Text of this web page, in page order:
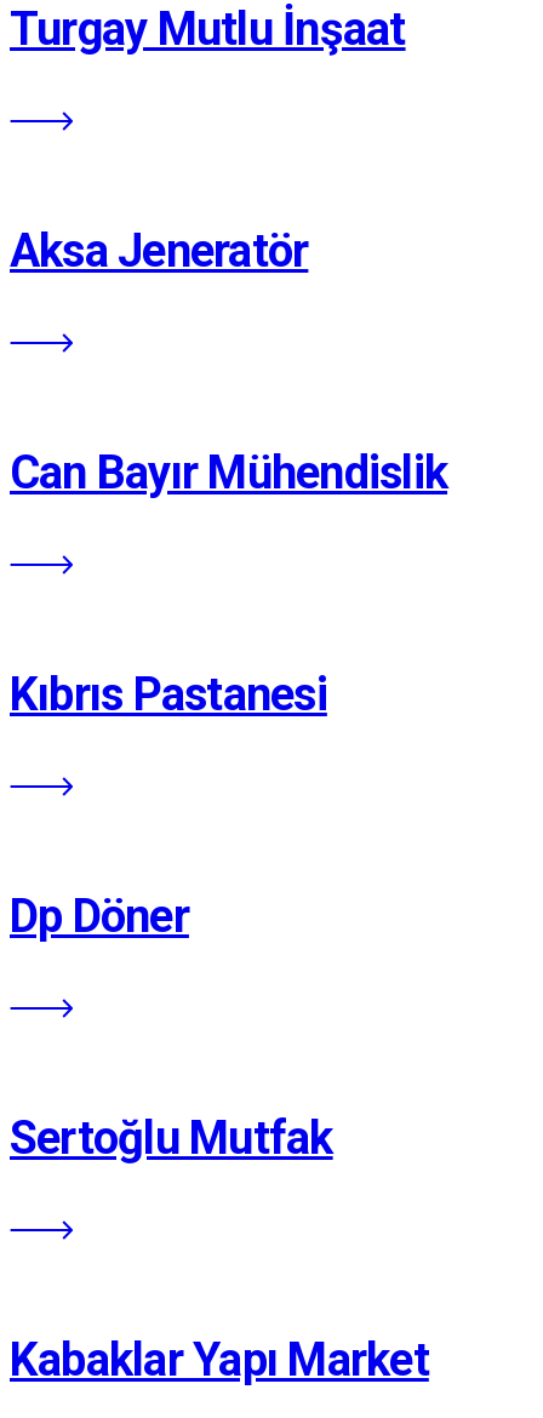
Turgay Mutlu İnşaat
Aksa Jeneratör
Can Bayır Mühendislik
Kıbrıs Pastanesi
Dp Döner
Sertoğlu Mutfak
Kabaklar Yapı Market